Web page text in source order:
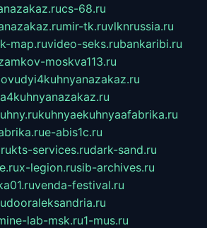
cs-68.ru
mir-tk.ruvlknrussia.ru
map.ruvideo-seks.rubankaribi.ru
moskva113.ru
kuhnyaekuhnyaafabrika.ru
e-abis1c.ru
kts-services.rudark-sand.ru
x-legion.rusib-archives.ru
venda-festival.ru
dooraleksandria.ru
lab-msk.ru1-mus.ru